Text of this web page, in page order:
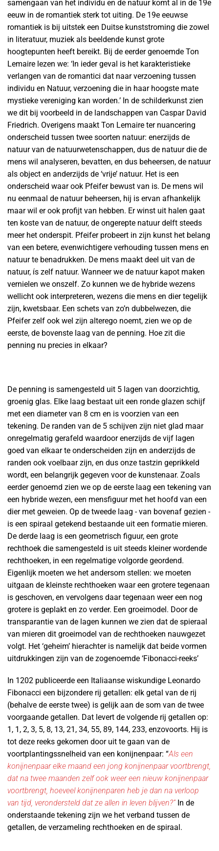
samengaan van het individu en de natuur komt al in de 19e
eeuw in de romantiek sterk tot uiting. De 19e eeuwse
romantiek is bij uitstek een Duitse kunststroming die zowel
in literatuur, muziek als beeldende kunst grote
hoogtepunten heeft bereikt. Bij de eerder genoemde Ton
Lemaire lezen we: ‘In ieder geval is het karakteristieke
verlangen van de romantici dat naar verzoening tussen
individu en Natuur, verzoening die in haar hoogste mate
mystieke vereniging kan worden.’ In de schilderkunst zien
we dit bij voorbeeld in de landschappen van Caspar David
Friedrich. Overigens maakt Ton Lemaire ter nuancering
onderscheid tussen twee soorten natuur: enerzijds de
natuur van de natuurwetenschappen, dus de natuur die de
mens wil analyseren, bevatten, en dus beheersen, de natuur
als object en anderzijds de ‘vrije’ natuur. Het is een
onderscheid waar ook Pfeifer bewust van is. De mens wil
nu eenmaal de natuur beheersen, hij is ervan afhankelijk
maar wil er ook profijt van hebben. Er winst uit halen gaat
ten koste van de natuur, de ongerepte natuur delft steeds
meer het onderspit. Pfeifer probeert in zijn kunst het belang
van een betere, evenwichtigere verhouding tussen mens en
natuur te benadrukken. De mens maakt deel uit van de
natuur, ís zelf natuur. Wanneer we de natuur kapot maken
vernielen we onszelf. Zo kunnen we de hybride wezens
wellicht ook interpreteren, wezens die mens en dier tegelijk
zijn, kwetsbaar. Een schets van zo’n dubbelwezen, die
Pfeifer zelf ook wel zijn alterego noemt, zien we op de
eerste, de bovenste laag van de penning. Hoe zit die
penning nu precies in elkaar?
De penning is samengesteld uit 5 lagen van doorzichtig,
groenig glas. Elke laag bestaat uit een ronde glazen schijf
met een diameter van 8 cm en is voorzien van een
tekening. De randen van de 5 schijven zijn niet glad maar
onregelmatig gerafeld waardoor enerzijds de vijf lagen
goed van elkaar te onderscheiden zijn en anderzijds de
randen ook voelbaar zijn, en dus onze tastzin geprikkeld
wordt, een belangrijk gegeven voor de kunstenaar. Zoals
eerder genoemd zien we op de eerste laag een tekening van
een hybride wezen, een mensfiguur met het hoofd van een
dier met geweien. Op de tweede laag - van bovenaf gezien -
is een spiraal getekend bestaande uit een formatie mieren.
De derde laag is een geometrisch figuur, een grote
rechthoek die samengesteld is uit steeds kleiner wordende
rechthoeken, in een regelmatige volgorde geordend.
Eigenlijk moeten we het andersom stellen: we moeten
uitgaan de kleinste rechthoeken waar een grotere tegenaan
is geschoven, en vervolgens daar tegenaan weer een nog
grotere is geplakt en zo verder. Een groeimodel. Door de
transparantie van de lagen kunnen we zien dat de spieraal
van mieren dit groeimodel van de rechthoeken nauwgezet
volgt. Het ‘geheim’ hierachter is namelijk dat beide vormen
uitdrukkingen zijn van de zogenoemde ‘Fibonacci-reeks’
In 1202 publiceerde een Italiaanse wiskundige Leonardo
Fibonacci een bijzondere rij getallen: elk getal van de rij
(behalve de eerste twee) is gelijk aan de som van de twee
voorgaande getallen. Dat levert de volgende rij getallen op:
1, 1, 2, 3, 5, 8, 13, 21, 34, 55, 89, 144, 233, enzovoorts. Hij is
tot deze reeks gekomen door uit te gaan van de
voortplantingssnelheid van een konijnenpaar: “Als een
konijnenpaar elke maand een jong konijnenpaar voortbrengt,
dat na twee maanden zelf ook weer een nieuw konijnenpaar
voortbrengt, hoeveel konijnenparen heb je dan na verloop
van tijd, verondersteld dat ze allen in leven blijven?” In de
onderstaande tekening zijn we het verband tussen de
getallen, de verzameling rechthoeken en de spiraal.